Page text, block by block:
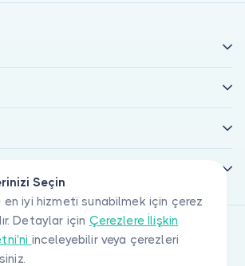
Seçin
iyi hizmeti sunabilmek için çerez
Detaylar için Çerezlere İlişkin
inceleyebilir veya çerezleri